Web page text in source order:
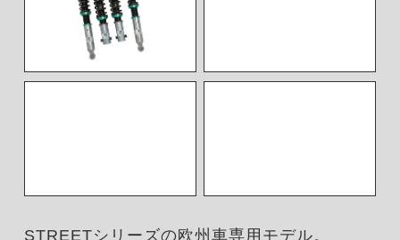
STREETシリーズの欧州車専用モデル。